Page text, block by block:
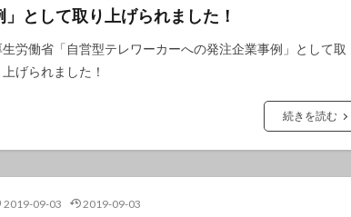
」として取り上げられました！
生労働省「自営型テレワーカーへの発注企業事例」として取
げられました！
続きを読む
2019-09-03 2019-09-03